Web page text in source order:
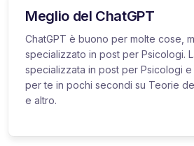
Meglio del ChatGPT
ChatGPT è buono per molte cose,
specializzato in post per Psicologi.
specializzata in post per Psicologi
per te in pochi secondi su Teorie
e altro.